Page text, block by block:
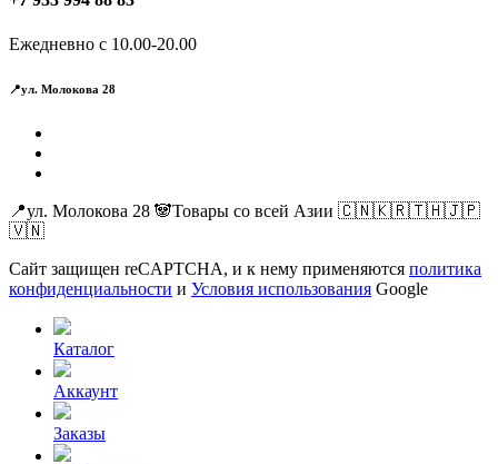
Ежедневно с 10.00-20.00
📍ул. Молокова 28
📍ул. Молокова 28 🐼Товары со всей Азии 🇨🇳🇰🇷🇹🇭🇯🇵
🇻🇳
Сайт защищен reCAPTCHA, и к нему применяются политика
конфиденциальности и Условия использования Google
Каталог
Аккаунт
Заказы